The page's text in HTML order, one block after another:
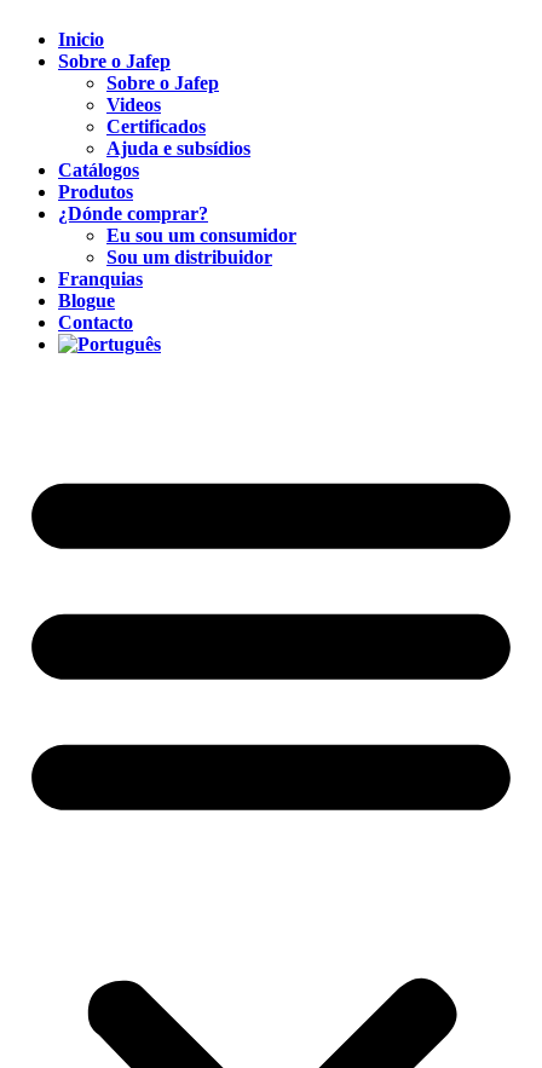
Inicio
Sobre o Jafep
Sobre o Jafep
Videos
Certificados
Ajuda e subsídios
Catálogos
Produtos
¿Dónde comprar?
Eu sou um consumidor
Sou um distribuidor
Franquias
Blogue
Contacto